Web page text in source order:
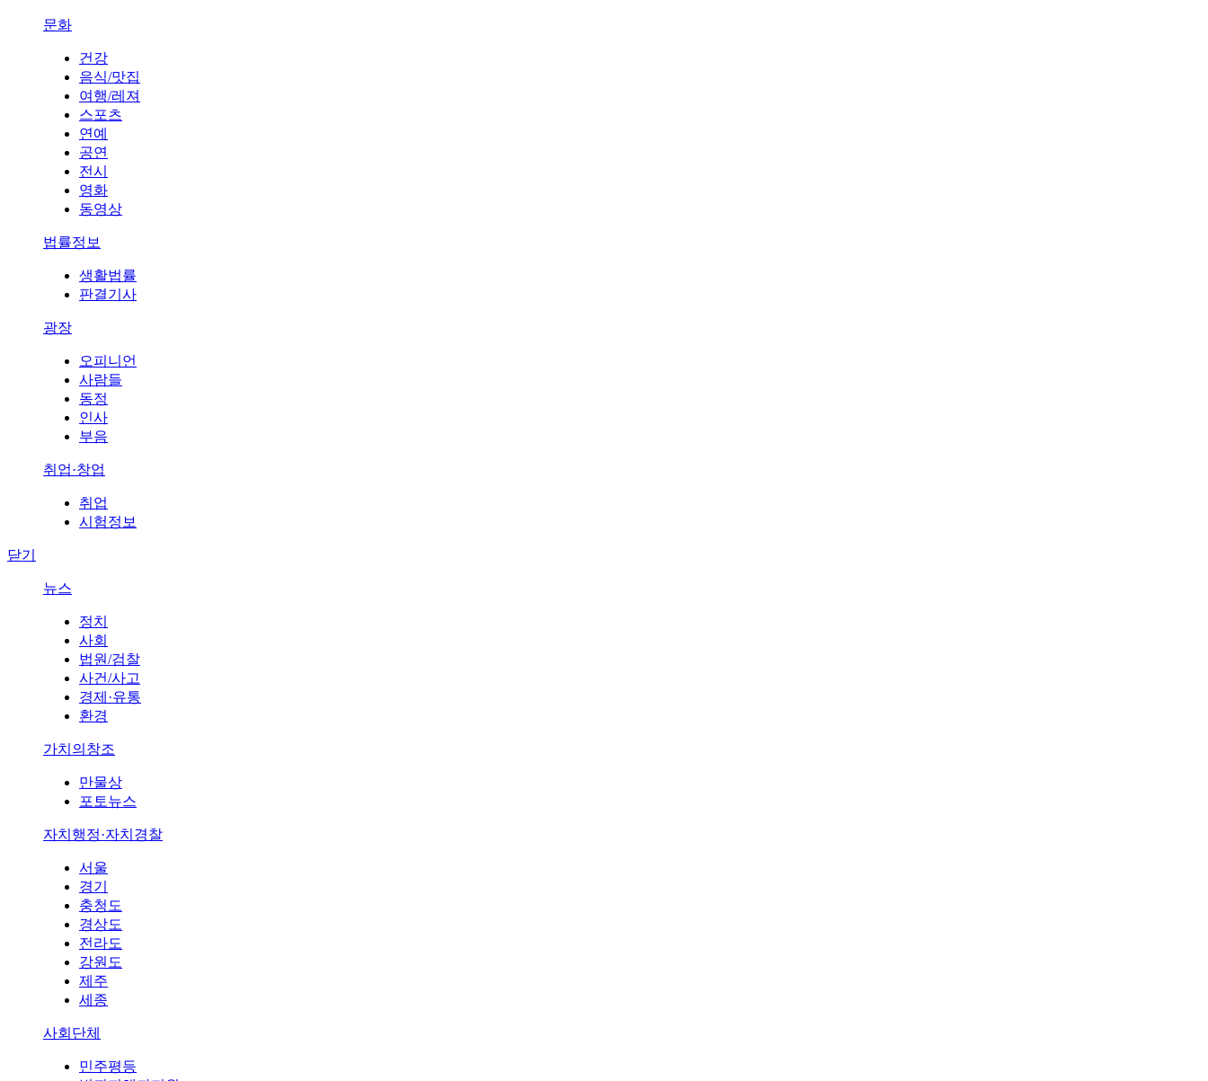
문화
건강
음식/맛집
여행/레져
스포츠
연예
공연
전시
영화
동영상
법률정보
생활법률
판결기사
광장
오피니언
사람들
동정
인사
부음
취업·창업
취업
시험정보
닫기
뉴스
정치
사회
법원/검찰
사건/사고
경제·유통
환경
가치의창조
만물상
포토뉴스
자치행정·자치경찰
서울
경기
충청도
경상도
전라도
강원도
제주
세종
사회단체
민주평등